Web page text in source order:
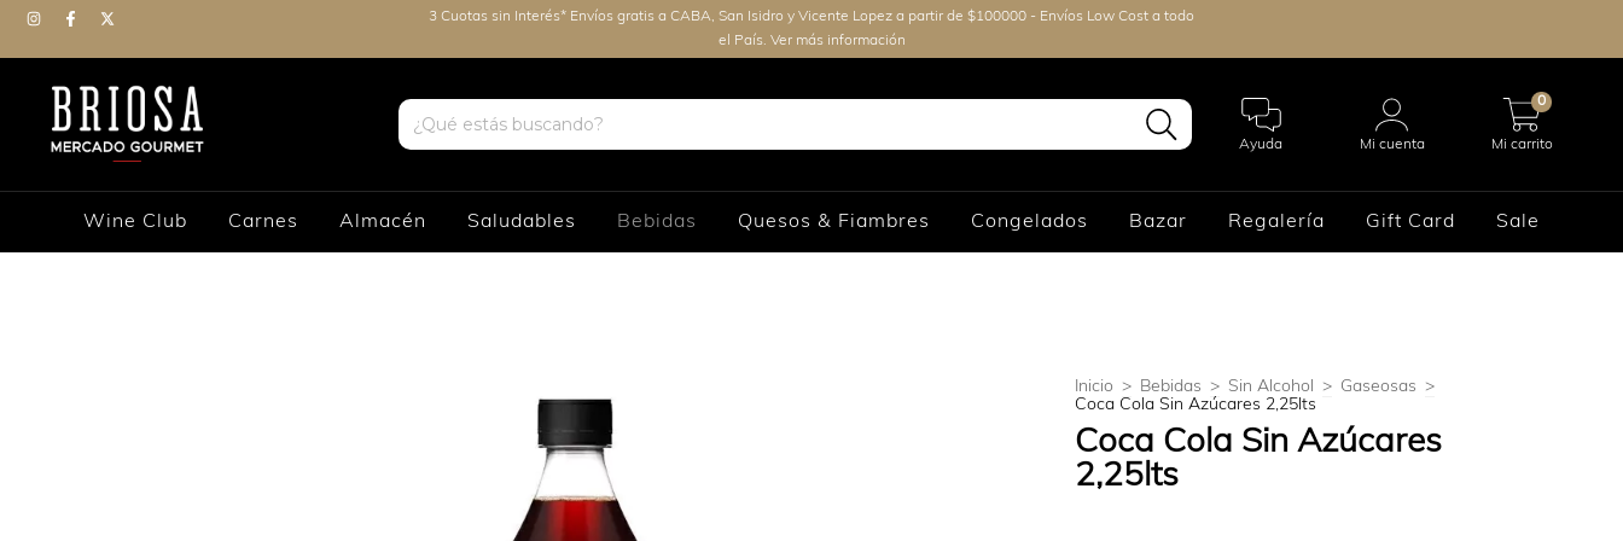
3 Cuotas sin Interés* Envíos gratis a CABA, San Isidro y Vicente Lopez a partir de $100000 - Envíos Low Cost a todo
el País. Ver más información
Ayuda Mi cuenta Mi carrito
0
Wine Club Carnes Almacén Saludables Bebidas Quesos & Fiambres Congelados Bazar Regalería Gift Card Sale
Inicio > Bebidas > Sin Alcohol > Gaseosas >
Coca Cola Sin Azúcares 2,25lts
Coca Cola Sin Azúcares
2,25lts